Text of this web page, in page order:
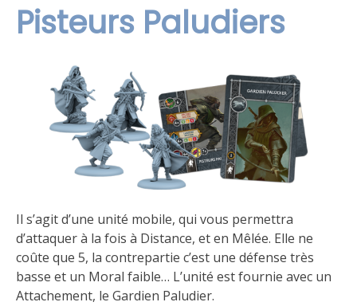
Pisteurs Paludiers
Il s’agit d’une unité mobile, qui vous permettra
d’attaquer à la fois à Distance, et en Mêlée. Elle ne
coûte que 5, la contrepartie c’est une défense très
basse et un Moral faible… L’unité est fournie avec un
Attachement, le Gardien Paludier.